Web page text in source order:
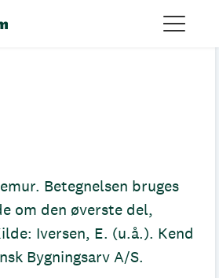
Betegnelsen bruges
om den øverste del,
Iversen, E. (u.å.). Kend
Bygningsarv A/S.